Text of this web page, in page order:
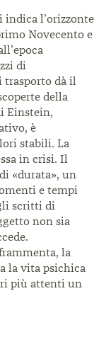
indical’orizzonte
Novecento e
di
trasporto dà il
della
Einstein,
è
stabili. La
in crisi. Il
«durata», un
e tempi
scritti di
non sia
la
la vita psichica
più attenti un